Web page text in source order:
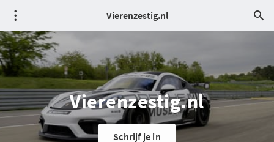
Vierenzestig.nl
Vierenzestig.nl
Schrijf je in